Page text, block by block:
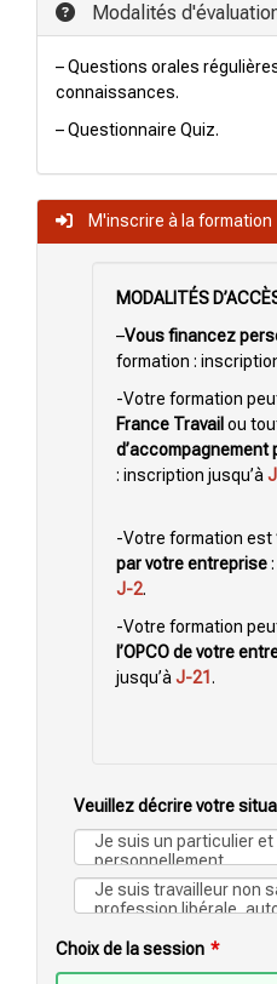
Modalités
– Questions orales
– Questionnaire Quiz.
M'inscrire à la formation
MODALITÉS
–Vous financez
formation :
-Votre formation
France Travail ou
: inscription jusqu’à
-Votre formation est
par votre entreprise
J-2.
-Votre formation
l’OPCO de votre
jusqu’à J-21 .
Veuillez décrire votre
Choix de la session